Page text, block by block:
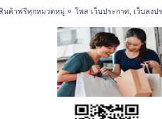
นค้าฟรีทุกหมวดหมู่» โพส เว็บประกาศ, เว็บลงป